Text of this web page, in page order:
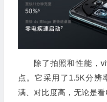
除了拍照和性能，
点。它采用了1.5K分辨
满、对比度高，无论是